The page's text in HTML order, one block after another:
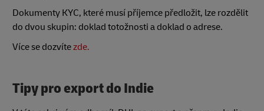
Dokumenty KYC, které musí příjemce předložit, lze rozdělit
do dvou skupin: doklad totožnosti a doklad o adrese.
Více se dozvítezde.
Tipy pro export do Indie